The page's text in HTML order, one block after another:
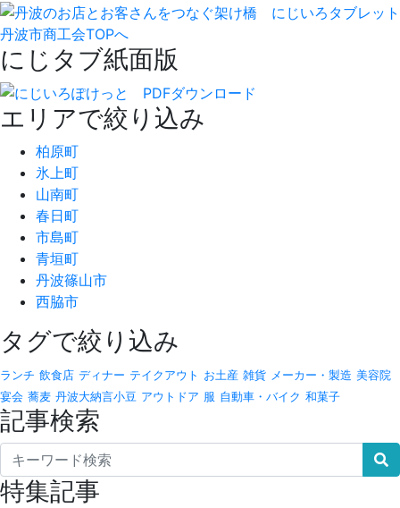
丹波市商工会TOPへ
にじタブ紙面版
エリアで絞り込み
柏原町
氷上町
山南町
春日町
市島町
青垣町
丹波篠山市
西脇市
タグで絞り込み
ランチ 飲食店 ディナー テイクアウト お土産 雑貨 メーカー・製造 美容院
宴会 蕎麦 丹波大納言小豆 アウトドア 服 自動車・バイク 和菓子
記事検索
特集記事